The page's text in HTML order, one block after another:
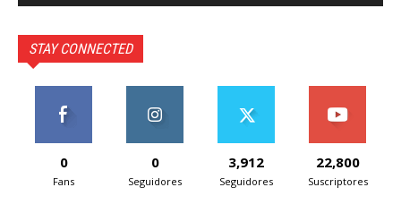
STAY CONNECTED
0
Fans
0
Seguidores
3,912
Seguidores
22,800
Suscriptores